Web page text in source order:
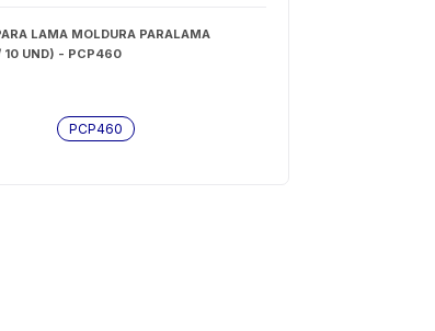
LAMA MOLDURA PARALAMA
10 UND) - PCP460
PCP460